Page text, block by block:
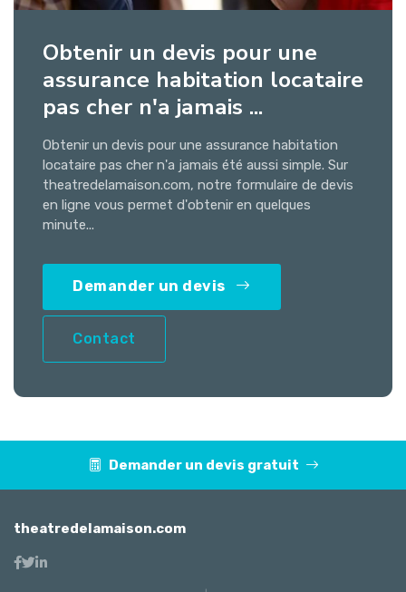
Obtenir un devis pour une
assurance habitation locataire
pas cher n'a jamais ...
Obtenir un devis pour une assurance habitation
locataire pas cher n'a jamais été aussi simple. Sur
theatredelamaison.com, notre formulaire de devis
en ligne vous permet d'obtenir en quelques
minute...
Demander un devis
Contact
Demander un devis gratuit
theatredelamaison.com